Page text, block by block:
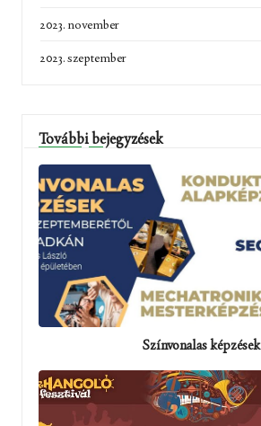
2023. november
2023. szeptember
További bejegyzések
Színvonalas képzések